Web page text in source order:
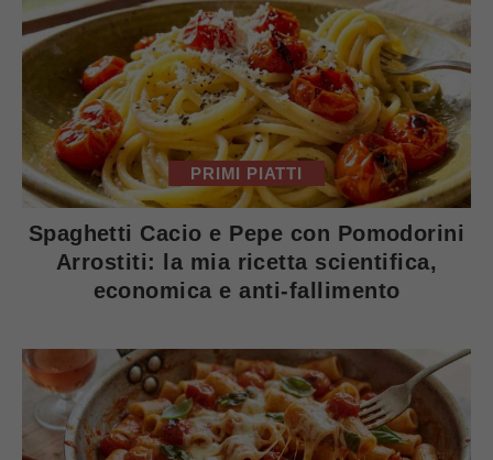
PRIMI PIATTI
Spaghetti Cacio e Pepe con Pomodorini
Arrostiti: la mia ricetta scientifica,
economica e anti-fallimento